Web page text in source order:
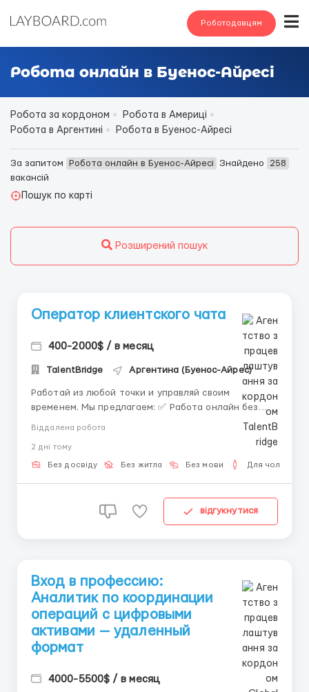
Роботодавцям
Робота онлайн в Буенос-Айресі
Робота за кордоном
Робота в Америці
Робота в Аргентині
Робота в Буенос-Айресі
За запитом Робота онлайн в Буенос-Айресі Знайдено
258
вакансій
Пошук по карті
Розширений пошук
Оператор клиентского чата
400-2000$ / в месяц
TalentBridge Аргентина (Буенос-Айрес)
Работай из любой точки и управляй своим
временем. Мы предлагаем: ✅ Работа онлайн без
вложений ✅ Удобный график ✅ Своевременные
Переписка с пользователями • Отправка сообщений
по инструкциям • Поддержание корректного
Віддалена робота
2 днi тому
Без досвіду Без житла Без мови Для чоловіків
відгукнутися
Вход в профессию:
Аналитик по координации
операций с цифровыми
активами — удаленный
формат
4000-5500$ / в месяц